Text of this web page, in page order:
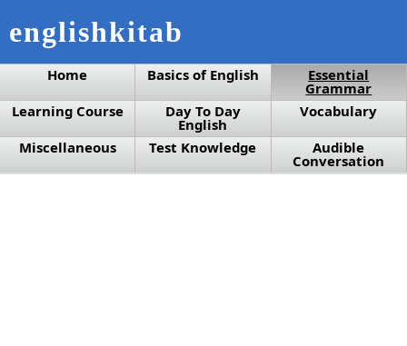
englishkitab
Home Basics of English Essential
Grammar
Learning Course
Day To Day
English
Vocabulary
Miscellaneous
Test Knowledge Audible
Conversation